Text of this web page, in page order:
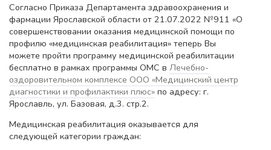
Согласно Приказа Департамента здравоохранения и
фармации Ярославской области от 21.07.2022 №911 «О
совершенствовании оказания медицинской помощи по
профилю «медицинская реабилитация» теперь Вы
можете пройти программу медицинской реабилитации
бесплатно в рамках программы ОМС в Лечебно-
оздоровительном комплексе ООО «Медицинский центр
диагностики и профилактики плюс» по адресу: г.
Ярославль, ул. Базовая, д.3. стр.2.
Медицинская реабилитация оказывается для
следующей категории граждан: